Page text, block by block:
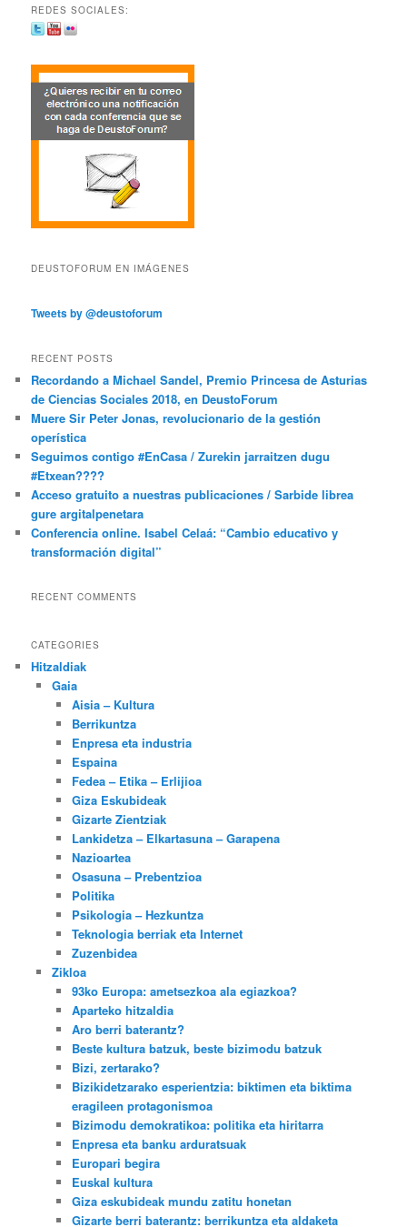
REDES SOCIALES:
DEUSTOFORUM EN IMÁGENES
Tweets by @deustoforum
RECENT POSTS
Recordando a Michael Sandel, Premio Princesa de Asturias
de Ciencias Sociales 2018, en DeustoForum
Muere Sir Peter Jonas, revolucionario de la gestión
operística
Seguimos contigo #EnCasa / Zurekin jarraitzen dugu
#Etxean????
Acceso gratuito a nuestras publicaciones / Sarbide librea
gure argitalpenetara
Conferencia online. Isabel Celaá: “Cambio educativo y
transformación digital”
RECENT COMMENTS
CATEGORIES
Hitzaldiak
Gaia
Aisia – Kultura
Berrikuntza
Enpresa eta industria
Espaina
Fedea – Etika – Erlijioa
Giza Eskubideak
Gizarte Zientziak
Lankidetza – Elkartasuna – Garapena
Nazioartea
Osasuna – Prebentzioa
Politika
Psikologia – Hezkuntza
Teknologia berriak eta Internet
Zuzenbidea
Zikloa
93ko Europa: ametsezkoa ala egiazkoa?
Aparteko hitzaldia
Aro berri baterantz?
Beste kultura batzuk, beste bizimodu batzuk
Bizi, zertarako?
Bizikidetzarako esperientzia: biktimen eta biktima
eragileen protagonismoa
Bizimodu demokratikoa: politika eta hiritarra
Enpresa eta banku arduratsuak
Europari begira
Euskal kultura
Giza eskubideak mundu zatitu honetan
Gizarte berri baterantz: berrikuntza eta aldaketa